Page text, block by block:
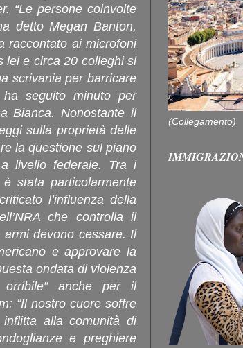
“Le persone coinvolte
detto Megan Banton,
raccontato ai microfoni
lei e circa 20 colleghi si
scrivania per barricare
seguito minuto per
Bianca. Nonostante il
sulla proprietà delle
la questione sul piano
livello federale. Tra i
stata particolarmente
l’influenza della
che controlla il
devono cessare. Il
e approvare la
ondata di violenza
anche per il
“Il nostro cuore soffre
alla comunità di
e preghiere
(Collegamento)